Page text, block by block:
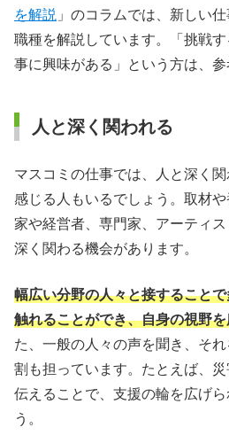
を解説 」のコラムでは、新しい
職種を解説しています。「挑戦
事に興味がある」という方は、参
人と深く関われる
マスコミの仕事では、人と深く
感じる人もいるでしょう。取材
家や経営者、専門家、アーティ
深く関わる機会があります。
幅広い分野の人々と接すること
触れることができ、自身の視野
た、一般の人々の声を聞き、そ
割も担っています。たとえば、
伝えることで、支援の輪を広げ
う。